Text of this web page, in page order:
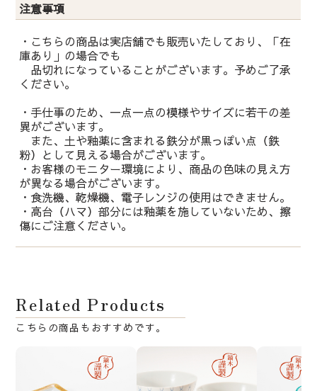
注意事項
・こちらの商品は実店舗でも販売いたしており、「在
庫あり」の場合でも
品切れになっていることがございます。予めご了承
ください。
・手仕事のため、一点一点の模様やサイズに若干の差
異がございます。
また、土や釉薬に含まれる鉄分が黒っぽい点（鉄
粉）として見える場合がございます。
・お客様のモニター環境により、商品の色味の見え方
が異なる場合がございます。
・食洗機、乾燥機、電子レンジの使用はできません。
・高台（ハマ）部分には釉薬を施していないため、擦
傷にご注意ください。
Related Products